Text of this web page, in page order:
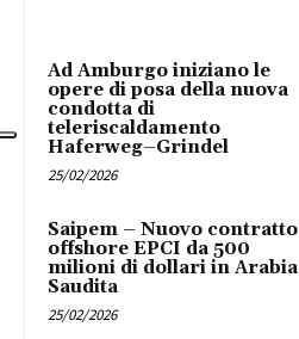
Ad Amburgo iniziano le
opere di posa della nuova
condotta di
teleriscaldamento
Haferweg–Grindel
25/02/2026
Saipem – Nuovo contratto
offshore EPCI da 500
milioni di dollari in Arabia
Saudita
25/02/2026